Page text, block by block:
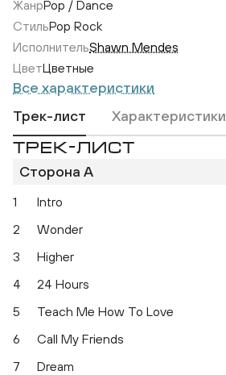
ЖанрPop / Dance
СтильPop Rock
ИсполнительShawn Mendes
ЦветЦветные
Все характеристики
Трек-лист
Характеристики
ТРЕК-ЛИСТ
Сторона A
1 Intro
2
Wonder
3
Higher
4
24 Hours
5
Teach Me How To Love
6
Call My Friends
7
Dream